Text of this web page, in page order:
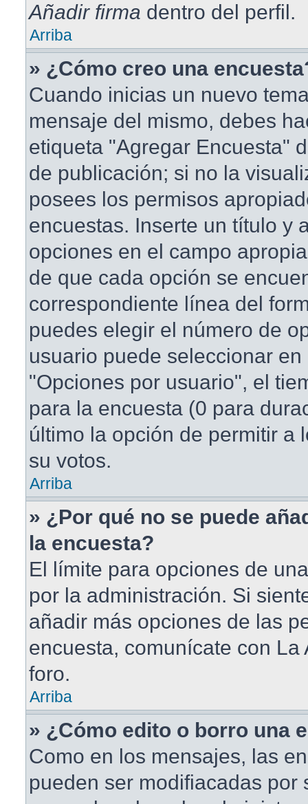
Añadir firma dentro del perfil.
Arriba
» ¿Cómo creo una
Cuando inicias un nuevo
mensaje del mismo, debes
etiqueta "Agregar Encuesta"
de publicación; si no la
posees los permisos
encuestas. Inserte un título y
opciones en el campo
de que cada opción se
correspondiente línea del
puedes elegir el número de
usuario puede seleccionar
"Opciones por usuario", el
para la encuesta (0 para
último la opción de permitir a
su votos.
Arriba
» ¿Por qué no se puede
la encuesta?
El límite para opciones de
por la administración. Si
añadir más opciones de las
encuesta, comunícate con La
foro.
Arriba
» ¿Cómo edito o borro una
Como en los mensajes, las
pueden ser modifiacadas por